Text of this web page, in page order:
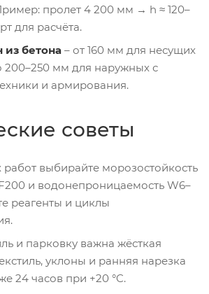
пролет 4 200 мм → h ≈ 120–
для расчёта.
из бетона – от 160 мм для несущих
200–250 мм для наружных с
и армирования.
советы
выбирайте морозостойкость
и водонепроницаемость W6–
реагенты и циклы
и парковку важна жёсткая
уклоны и ранняя нарезка
24 часов при +20 °C.